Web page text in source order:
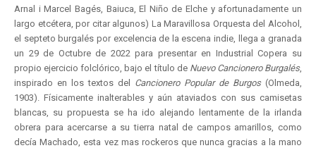
Arnal i Marcel Bagés, Baiuca, El Niño de Elche y afortunadamente un
largo etcétera, por citar algunos) La Maravillosa Orquesta del Alcohol,
el septeto burgalés por excelencia de la escena indie, llega a granada
un 29 de Octubre de 2022 para presentar en Industrial Copera su
propio ejercicio folclórico, bajo el título de Nuevo Cancionero Burgalés,
inspirado en los textos del Cancionero Popular de Burgos(Olmeda,
1903). Físicamente inalterables y aún ataviados con sus camisetas
blancas, su propuesta se ha ido alejando lentamente de la irlanda
obrera para acercarse a su tierra natal de campos amarillos, como
decía Machado, esta vez mas rockeros que nunca gracias a la mano